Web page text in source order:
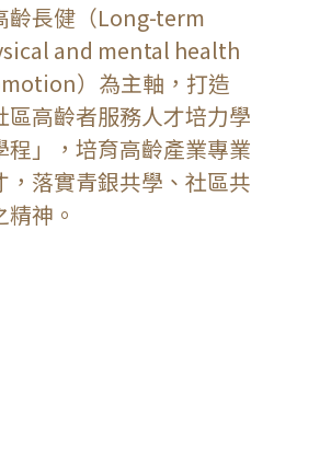
齡長健（Long-term
and mental health
）為主軸，打造
區高齡者服務人才培力學
程」，培育高齡產業專業
，落實青銀共學、社區共
精神。